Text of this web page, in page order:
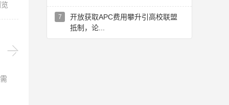
7
开放获取APC费用攀升引高校联盟
抵制，论...